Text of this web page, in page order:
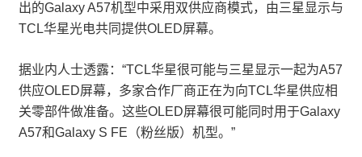
出的Galaxy A57机型中采用双供应商模式，由三星显示与
TCL华星光电共同提供OLED屏幕。
据业内人士透露：“TCL华星很可能与三星显示一起为A57
供应OLED屏幕，多家合作厂商正在为向TCL华星供应相
关零部件做准备。这些OLED屏幕很可能同时用于Galaxy
A57和Galaxy S FE（粉丝版）机型。”